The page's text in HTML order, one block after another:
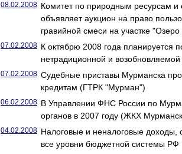
08.02.2008 Комитет по природным ресурсам
объявляет аукцион на право
гравийной смеси на участке
07.02.2008 К октябрю 2008 года планируется
нетрадиционной и
07.02.2008 Судебные приставы Мурманска
кредитам (ГТРК "Мурман")
06.02.2008 В Управлении ФНС России по
органов в 2007 году (ЖКХ
04.02.2008 Налоговые и неналоговые доходы,
все уровни бюджетной системы РФ